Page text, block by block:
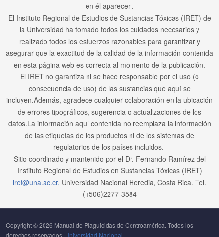
en él aparecen.
El Instituto Regional de Estudios de Sustancias Tóxicas (IRET) de
la Universidad ha tomado todos los cuidados necesarios y
realizado todos los esfuerzos razonables para garantizar y
asegurar que la exactitud de la calidad de la información contenida
en esta página web es correcta al momento de la publicación.
El IRET no garantiza ni se hace responsable por el uso (o
consecuencia de uso) de las sustancias que aquí se
incluyen.Además, agradece cualquier colaboración en la ubicación
de errores tipográficos, sugerencia o actualizaciones de los
datos.La información aquí contenida no reemplaza la información
de las etiquetas de los productos ni de los sistemas de
regulatorios de los países incluidos.
Sitio coordinado y mantenido por el Dr. Fernando Ramírez del
Instituto Regional de Estudios en Sustancias Tóxicas (IRET)
iret@una.ac.cr, Universidad Nacional Heredia, Costa Rica. Tel.
(+506)2277-3584
Copyright © 2026 Manual de Plaguicidas de Centroamérica. Todos los
derechos reservados. Universidad Nacional.